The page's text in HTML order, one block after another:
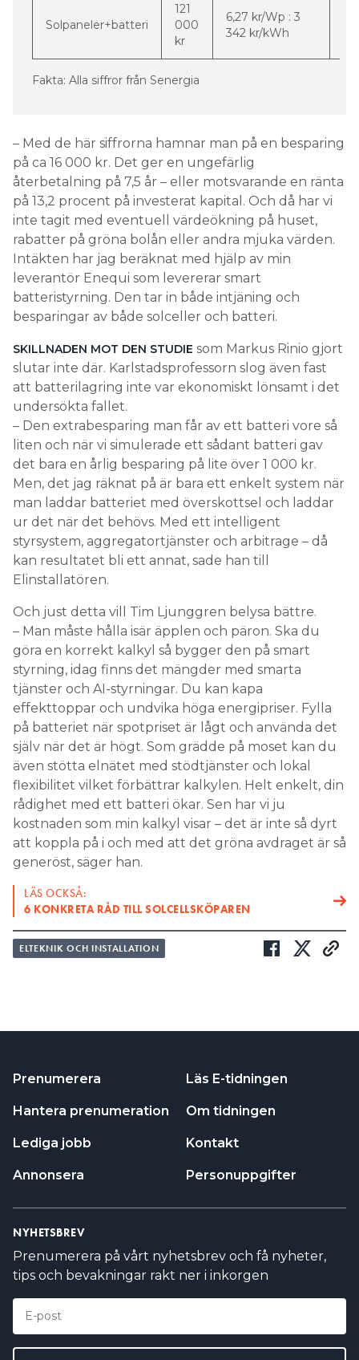
Solpaneler+batteri
121
000
kr
6,27 kr/Wp : 3
342 kr/kWh
Fakta: Alla siffror från Senergia
– Med de här siffrorna hamnar man på en besparing
på ca 16 000 kr. Det ger en ungefärlig
återbetalning på 7,5 år – eller motsvarande en ränta
på 13,2 procent på investerat kapital. Och då har vi
inte tagit med eventuell värdeökning på huset,
rabatter på gröna bolån eller andra mjuka värden.
Intäkten har jag beräknat med hjälp av min
leverantör Enequi som levererar smart
batteristyrning. Den tar in både intjäning och
besparingar av både solceller och batteri.
SKILLNADEN MOT DEN STUDIE som Markus Rinio gjort
slutar inte där. Karlstadsprofessorn slog även fast
att batterilagring inte var ekonomiskt lönsamt i det
undersökta fallet.
– Den extrabesparing man får av ett batteri vore så
liten och när vi simulerade ett sådant batteri gav
det bara en årlig besparing på lite över 1 000 kr.
Men, det jag räknat på är bara ett enkelt system när
man laddar batteriet med överskottsel och laddar
ur det när det behövs. Med ett intelligent
styrsystem, aggregatortjänster och arbitrage – då
kan resultatet bli ett annat, sade han till
Elinstallatören.
Och just detta vill Tim Ljunggren belysa bättre.
– Man måste hålla isär äpplen och päron. Ska du
göra en korrekt kalkyl så bygger den på smart
styrning, idag finns det mängder med smarta
tjänster och AI-styrningar. Du kan kapa
effekttoppar och undvika höga energipriser. Fylla
på batteriet när spotpriset är lågt och använda det
själv när det är högt. Som grädde på moset kan du
även stötta elnätet med stödtjänster och lokal
flexibilitet vilket förbättrar kalkylen. Helt enkelt, din
rådighet med ett batteri ökar. Sen har vi ju
kostnaden som min kalkyl visar – det är inte så dyrt
att koppla på i och med att det gröna avdraget är så
generöst, säger han.
LÄS OCKSÅ:
6 KONKRETA RÅD TILL SOLCELLSKÖPAREN
ELTEKNIK OCH INSTALLATION
Prenumerera
Hantera prenumeration
Lediga jobb
Annonsera
Läs E-tidningen
Om tidningen
Kontakt
Personuppgifter
NYHETSBREV
Prenumerera på vårt nyhetsbrev och få nyheter,
tips och bevakningar rakt ner i inkorgen